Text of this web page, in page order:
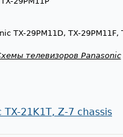
TX-29PM11D, TX-29PM11F,
телевизоров Panasonic
21K1T, Z-7 chassis